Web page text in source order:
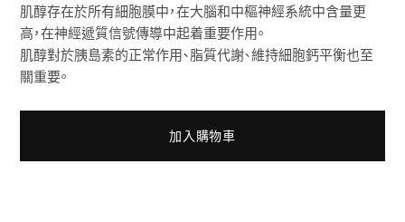
肌醇存在於所有細胞膜中，在大腦和中樞神經系統中含量更
高，在神經遞質信號傳導中起着重要作用。
肌醇對於胰島素的正常作用、脂質代謝、維持細胞鈣平衡也至
關重要。
加入購物車